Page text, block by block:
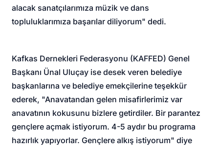
alacak sanatçılarımıza müzik ve dans
topluluklarımıza başarılar diliyorum" dedi.
Kafkas Dernekleri Federasyonu (KAFFED) Genel
Başkanı Ünal Uluçay ise desek veren belediye
başkanlarına ve belediye emekçilerine teşekkür
ederek, "Anavatandan gelen misafirlerimiz var
anavatının kokusunu bizlere getirdiler. Bir parantez
gençlere açmak istiyorum. 4-5 aydır bu programa
hazırlık yapıyorlar. Gençlere alkış istiyorum" diye